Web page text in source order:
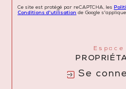
Ce site est protégé par reCAPTCHA, les
Conditions d'utilisation de Google
Espace
Se